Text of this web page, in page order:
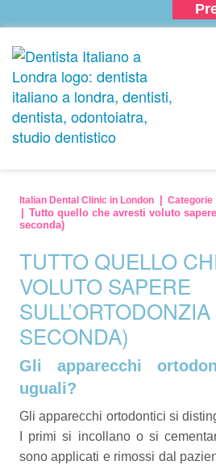
Italian Dental Clinic in London Categorie
Tutto quello che avresti voluto
seconda)
TUTTO QUELLO
VOLUTO SAPERE
SECONDA)
Gli apparecchi
uguali?
Gli apparecchi ortodontici si
I primi si incollano o si
sono applicati e rimossi dal